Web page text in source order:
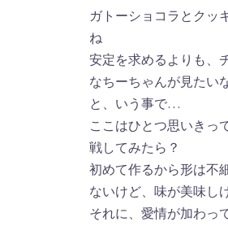
ガトーショコラとクッ
ね
安定を求めるよりも、
なちーちゃんが見たい
と、いう事で…
ここはひとつ思いきっ
戦してみたら？
初めて作るから形は不
ないけど、味が美味し
それに、愛情が加わっ